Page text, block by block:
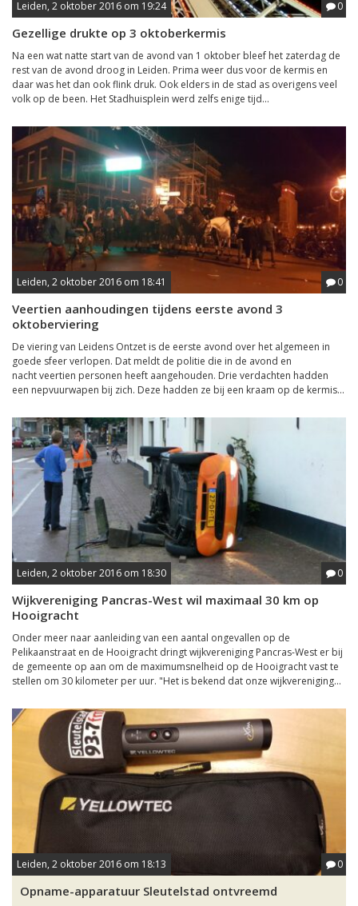
Leiden, 2 oktober 2016 om 19:24 0
Gezellige drukte op 3 oktoberkermis
Na een wat natte start van de avond van 1 oktober bleef het zaterdag de
rest van de avond droog in Leiden. Prima weer dus voor de kermis en
daar was het dan ook flink druk. Ook elders in de stad as overigens veel
volk op de been. Het Stadhuisplein werd zelfs enige tijd...
Leiden, 2 oktober 2016 om 18:41 0
Veertien aanhoudingen tijdens eerste avond 3
oktoberviering
De viering van Leidens Ontzet is de eerste avond over het algemeen in
goede sfeer verlopen. Dat meldt de politie die in de avond en
nacht veertien personen heeft aangehouden. Drie verdachten hadden
een nepvuurwapen bij zich. Deze hadden ze bij een kraam op de kermis...
Leiden, 2 oktober 2016 om 18:30 0
Wijkvereniging Pancras-West wil maximaal 30 km op
Hooigracht
Onder meer naar aanleiding van een aantal ongevallen op de
Pelikaanstraat en de Hooigracht dringt wijkvereniging Pancras-West er bij
de gemeente op aan om de maximumsnelheid op de Hooigracht vast te
stellen om 30 kilometer per uur. "Het is bekend dat onze wijkvereniging...
Leiden, 2 oktober 2016 om 18:13 0
Opname-apparatuur Sleutelstad ontvreemd